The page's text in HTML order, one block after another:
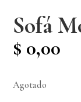
Sofá
$ 0,00
Agotado